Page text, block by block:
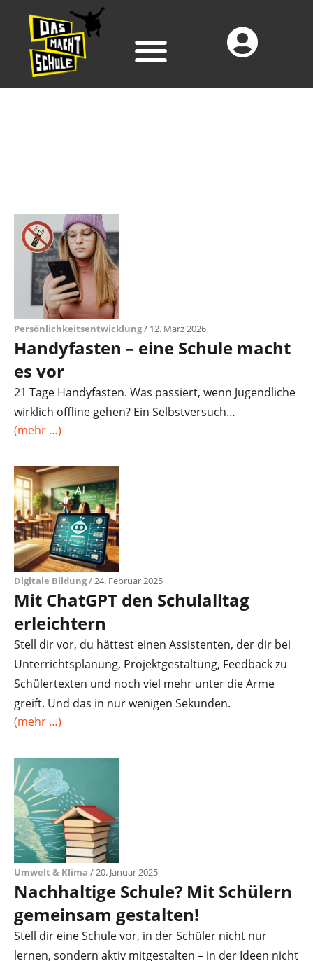
Persönlichkeitsentwicklung/ 12. März 2026
Handyfasten – eine Schule macht
es vor
21 Tage Handyfasten. Was passiert, wenn Jugendliche
wirklich offline gehen? Ein Selbstversuch…
(mehr …)
Digitale Bildung/ 24. Februar 2025
Mit ChatGPT den Schulalltag
erleichtern
Stell dir vor, du hättest einen Assistenten, der dir bei
Unterrichtsplanung, Projektgestaltung, Feedback zu
Schülertexten und noch viel mehr unter die Arme
greift. Und das in nur wenigen Sekunden.
(mehr …)
Umwelt & Klima / 20. Januar 2025
Nachhaltige Schule? Mit Schülern
gemeinsam gestalten!
Stell dir eine Schule vor, in der Schüler nicht nur
lernen, sondern aktiv mitgestalten – in der Ideen nicht